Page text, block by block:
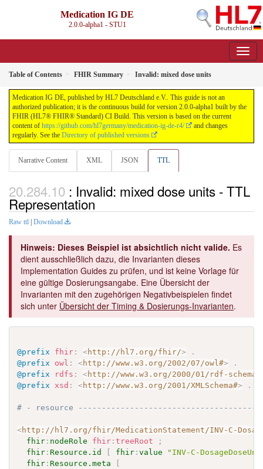
Medication IG DE
2.0.0-alpha1 - STU1
Table of Contents FHIR Summary Invalid: mixed dose units
Medication IG DE, published by HL7 Deutschland e.V.. This guide is not an
authorized publication; it is the continuous build for version 2.0.0-alpha1 built by the
FHIR (HL7® FHIR® Standard) CI Build. This version is based on the current
content of https://github.com/hl7germany/medication-ig-de-r4/
and changes
regularly. See the Directory of published versions
Narrative Content XML JSON TTL
: Invalid: mixed dose units - TTL
Representation
Raw ttl Download
Hinweis: Dieses Beispiel ist absichtlich nicht valide. Es
dient ausschließlich dazu, die Invarianten dieses
Implementation Guides zu prüfen, und ist keine Vorlage für
eine gültige Dosierungsangabe. Eine Übersicht der
Invarianten mit den zugehörigen Negativbeispielen findet
sich unter Übersicht der Timing & Dosierungs-Invarianten.
@prefix fhir : <http://hl7.org/fhir/>
.
@prefix
owl : <http://www.w3.org/2002/07/owl#>
.
@prefix
rdfs : <http://www.w3.org/2000/01/rdf-schema#
@prefix
xsd : <http://www.w3.org/2001/XMLSchema#> .
# - resource
<http://hl7.org/fhir/MedicationStatement/INV-C-
fhir : nodeRole fhir :treeRoot
;
fhir : Resource.id [ fhir :value
"INV-C-
fhir : Resource.meta
[